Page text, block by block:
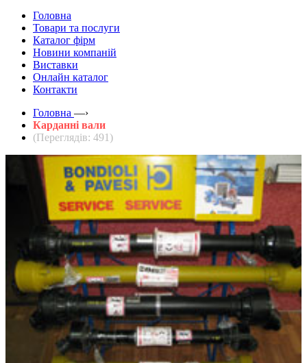
Головна
Товари та послуги
Каталог фірм
Новини компаній
Виставки
Онлайн каталог
Контакти
Головна —›
Карданні вали
(Переглядів: 491)